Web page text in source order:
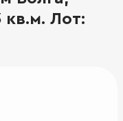
кв.м. Лот: